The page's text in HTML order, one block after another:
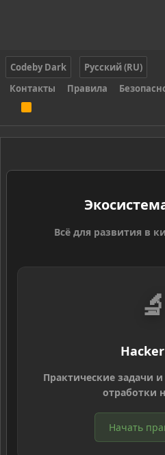
Codeby Dark
Русский (RU)
Контакты
Правила
S
Всё для развития в
🔬
Практические задачи
отработки
Начать